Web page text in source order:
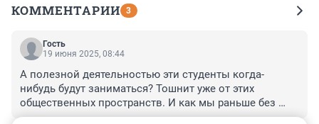
КОММЕНТАРИИ 3
Гость
19 июня 2025, 08:44
А полезной деятельностью эти студенты когда-
нибудь будут заниматься? Тошнит уже от этих
общественных пространств. И как мы раньше без
этой ерунды жили?